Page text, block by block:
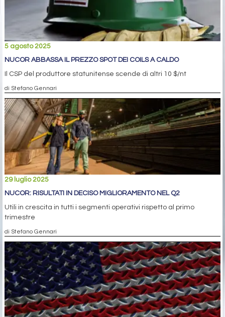
5 agosto 2025
NUCOR ABBASSA IL PREZZO SPOT DEI COILS A CALDO
Il CSP del produttore statunitense scende di altri 10 $/nt
di Stefano Gennari
29 luglio 2025
NUCOR: RISULTATI IN DECISO MIGLIORAMENTO NEL Q2
Utili in crescita in tutti i segmenti operativi rispetto al primo
trimestre
di Stefano Gennari